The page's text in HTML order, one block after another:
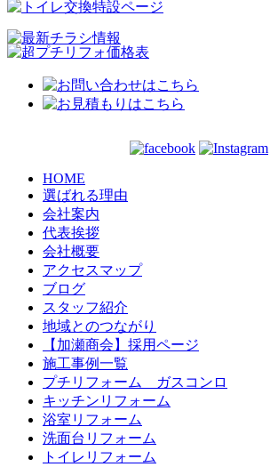
HOME
選ばれる理由
会社案内
代表挨拶
会社概要
アクセスマップ
ブログ
スタッフ紹介
地域とのつながり
【加瀬商会】採用ページ
施工事例一覧
プチリフォーム ガスコンロ
キッチンリフォーム
浴室リフォーム
洗面台リフォーム
トイレリフォーム